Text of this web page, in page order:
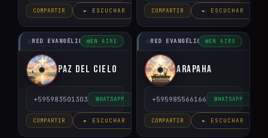
COMPARTIR ► ESCUCHAR COMPARTIR ► ESCUCHAR
RED EVANGÉLICO DEL PARAGUAY
EN AIRE
Paz del Cielo
+595983501303 WHATSAPP
COMPARTIR ► ESCUCHAR
RED EVANGÉLICO DEL PARAGUAY
EN AIRE
Arapaha
+595985566166 WHATSAPP
COMPARTIR ► ESCUCHAR